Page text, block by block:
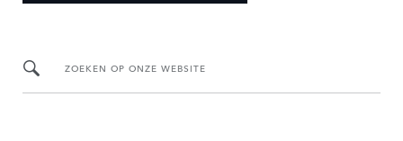
ZOEKEN OP ONZE WEBSITE